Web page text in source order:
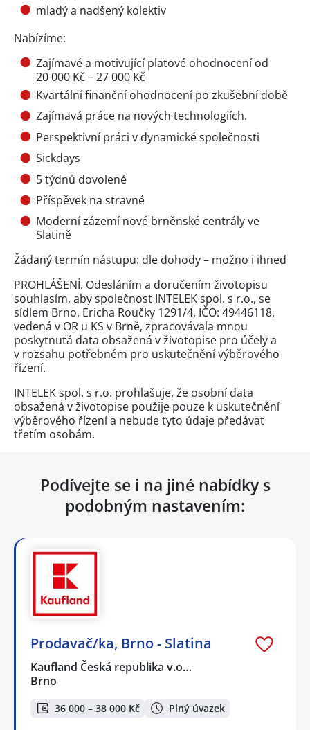
mladý a nadšený kolektiv
Nabízíme:
Zajímavé a motivující platové ohodnocení od
20 000 Kč – 27 000 Kč
Kvartální finanční ohodnocení po zkušební době
Zajímavá práce na nových technologiích.
Perspektivní práci v dynamické společnosti
Sickdays
5 týdnů dovolené
Příspěvek na stravné
Moderní zázemí nové brněnské centrály ve
Slatině
Žádaný termín nástupu: dle dohody – možno i ihned
PROHLÁŠENÍ. Odesláním a doručením životopisu
souhlasím, aby společnost INTELEK spol. s r.o., se
sídlem Brno, Ericha Roučky 1291/4, IČO: 49446118,
vedená v OR u KS v Brně, zpracovávala mnou
poskytnutá data obsažená v životopise pro účely a
v rozsahu potřebném pro uskutečnění výběrového
řízení.
INTELEK spol. s r.o. prohlašuje, že osobní data
obsažená v životopise použije pouze k uskutečnění
výběrového řízení a nebude tyto údaje předávat
třetím osobám.
Podívejte se i na jiné nabídky s
podobným nastavením:
Prodavač/ka, Brno - Slatina
Kaufland Česká republika v.o…
Brno
36 000 – 38 000 Kč Plný úvazek